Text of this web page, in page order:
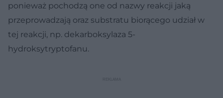
ponieważ pochodzą one od nazwy reakcji jaką
przeprowadzają oraz substratu biorącego udział w
tej reakcji, np. dekarboksylaza 5-
hydroksytryptofanu.